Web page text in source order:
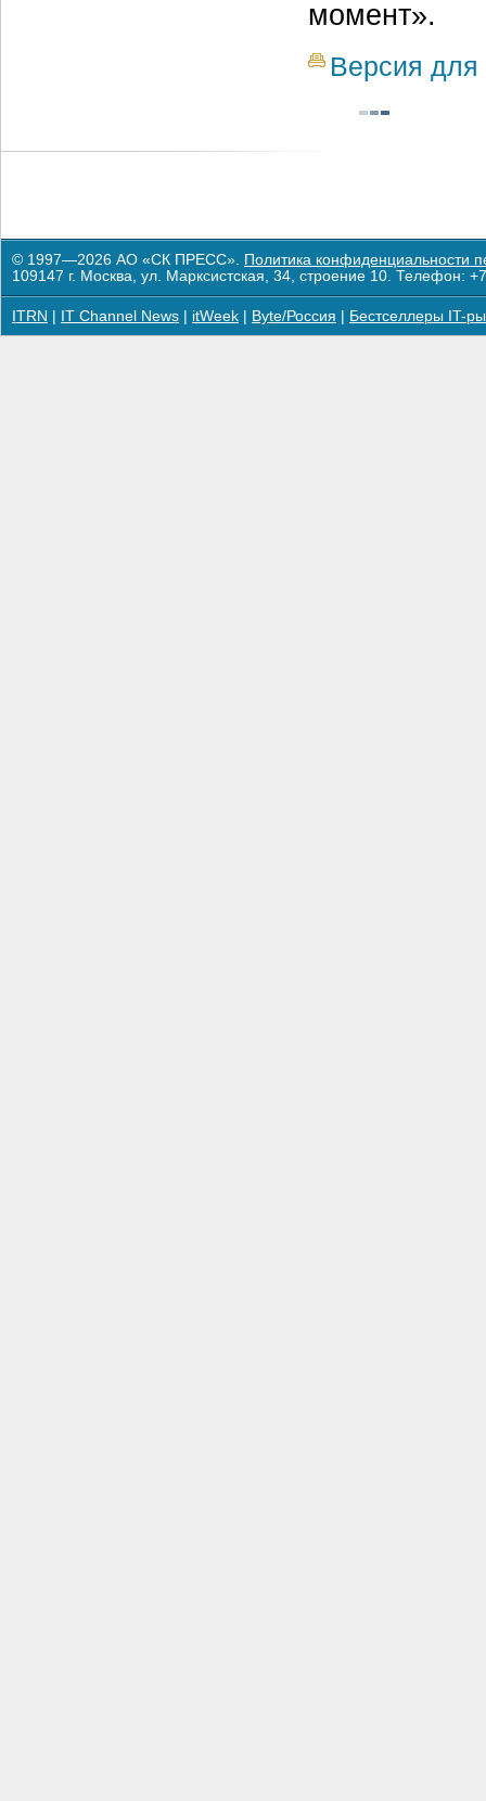
момент».
Версия для
© 1997—2026 АО «СК ПРЕСС». Политика конфиденциальности
109147 г. Москва, ул. Марксистская, 34, строение 10. Телефон:
ITRN IT Channel News itWeek Byte/Россия Бестселлеры IT-